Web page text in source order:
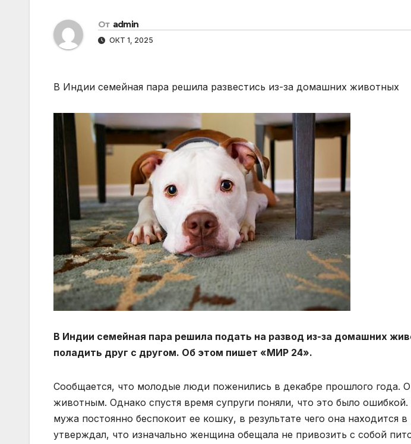
От admin
ОКТ 1, 2025
В Индии семейная пара решила развестись из-за домашних животных
В Индии семейная пара решила подать на развод из-за домашних
поладить друг с другом. Об этом пишет «МИР 24».
Сообщается, что молодые люди поженились в декабре прошлого года.
животным. Однако спустя время супруги поняли, что это было
мужа постоянно беспокоит ее кошку, в результате чего она находится
утверждал, что изначально женщина обещала не привозить с собой